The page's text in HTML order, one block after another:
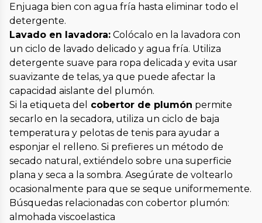
Enjuaga bien con agua fría hasta eliminar todo el
detergente.
Lavado en lavadora: Colócalo en la lavadora con
un ciclo de lavado delicado y agua fría. Utiliza
detergente suave para ropa delicada y evita usar
suavizante de telas, ya que puede afectar la
capacidad aislante del plumón.
Si la etiqueta del
cobertor de plumón permite
secarlo en la secadora, utiliza un ciclo de baja
temperatura y pelotas de tenis para ayudar a
esponjar el relleno. Si prefieres un método de
secado natural, extiéndelo sobre una superficie
plana y seca a la sombra. Asegúrate de voltearlo
ocasionalmente para que se seque uniformemente.
Búsquedas relacionadas con cobertor plumón:
almohada viscoelastica